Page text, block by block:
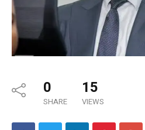
0
SHARE
15
VIEWS